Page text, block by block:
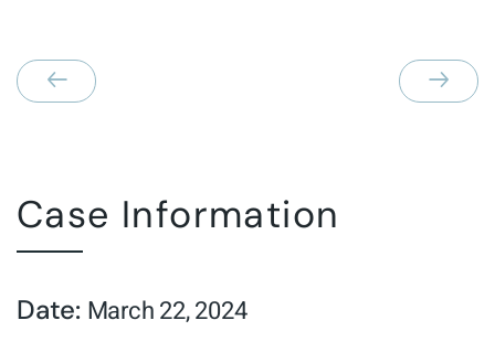
Case Information
Date: March 22, 2024